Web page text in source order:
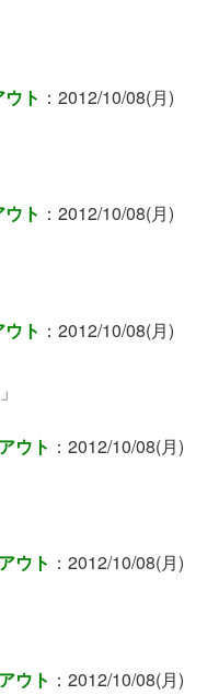
ト ：2012/10/08(月)
ト ：2012/10/08(月)
ト ：2012/10/08(月)
ウト ：2012/10/08(月)
ウト ：2012/10/08(月)
ウト ：2012/10/08(月)